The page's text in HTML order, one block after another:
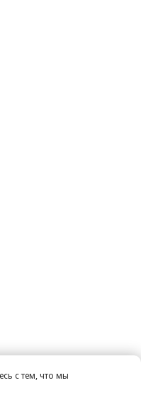
с тем, что мы